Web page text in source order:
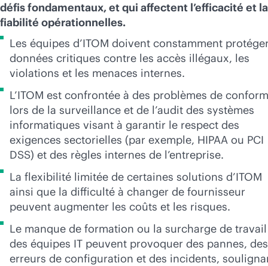
défis fondamentaux, et qui affectent l’efficacité et la
fiabilité opérationnelles.
Les équipes d’ITOM doivent constamment
données critiques contre les accès illégaux, les
violations et les menaces internes.
L’ITOM est confrontée à des problèmes de
lors de la surveillance et de l’audit des systèmes
informatiques visant à garantir le respect des
exigences sectorielles (par exemple, HIPAA ou PCI
DSS) et des règles internes de l’entreprise.
La flexibilité limitée de certaines solutions d’ITOM
ainsi que la difficulté à changer de fournisseur
peuvent augmenter les coûts et les risques.
Le manque de formation ou la surcharge de travail
des équipes IT peuvent provoquer des pannes, des
erreurs de configuration et des incidents,